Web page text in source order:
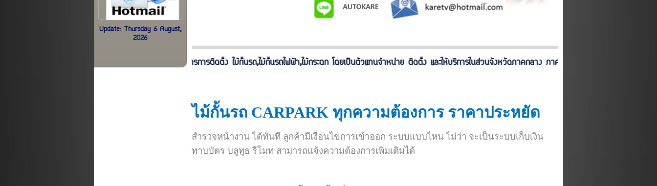
Update: Thursday 6 August,
2026
บริการการติดตั้ง ไม้กั้นรถ,ไม้กั้นรถไฟฟ้า,ไม้กระดก โดยเป็นตัวแทนจำหน่าย ติดตั้ง และให้บริการในส่วนจังหวัดภาคกลาง ภาคเหนือ ภาคอิสาน ภาคตะวันออกเฉียงเหนื
ไม้กั้นรถ CARPARK ทุกความต้องการ ราคาประหยัด
สำรวจหน้างาน ได้ทันที ลูกค้ามีเงื่อนไขการเข้าออก ระบบแบบไหน ไม่ว่า จะเป็นระบบเก็บเงิน
ทาบบัตร บลูทูธ รีโมท สามารถแจ้งความต้องการเพิ่มเติมได้